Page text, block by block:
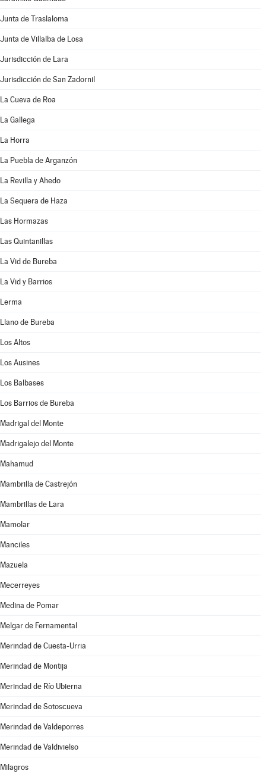
Junta de Traslaloma
Junta de Villalba de Losa
Jurisdicción de Lara
Jurisdicción de San Zadornil
La Cueva de Roa
La Gallega
La Horra
La Puebla de Arganzón
La Revilla y Ahedo
La Sequera de Haza
Las Hormazas
Las Quintanillas
La Vid de Bureba
La Vid y Barrios
Lerma
Llano de Bureba
Los Altos
Los Ausines
Los Balbases
Los Barrios de Bureba
Madrigal del Monte
Madrigalejo del Monte
Mahamud
Mambrilla de Castrejón
Mambrillas de Lara
Mamolar
Manciles
Mazuela
Mecerreyes
Medina de Pomar
Melgar de Fernamental
Merindad de Cuesta-Urria
Merindad de Montija
Merindad de Río Ubierna
Merindad de Sotoscueva
Merindad de Valdeporres
Merindad de Valdivielso
Milagros